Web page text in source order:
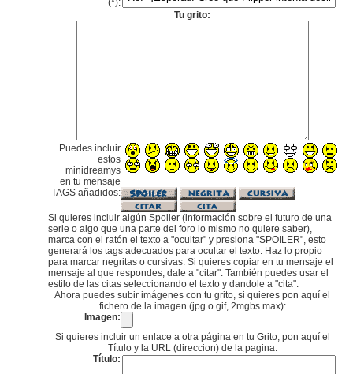
(*):
Tu grito:
Puedes incluir
estos
minidreamys
en tu mensaje
TAGS añadidos:
Si quieres incluir algún Spoiler (información sobre el futuro de una
serie o algo que una parte del foro lo mismo no quiere saber),
marca con el ratón el texto a "ocultar" y presiona "SPOILER", esto
generará los tags adecuados para ocultar el texto. Haz lo propio
para marcar negritas o cursivas. Si quieres copiar en tu mensaje el
mensaje al que respondes, dale a "citar". También puedes usar el
estilo de las citas seleccionando el texto y dandole a "cita".
Ahora puedes subir imágenes con tu grito, si quieres pon aquí el
fichero de la imagen (jpg o gif, 2mgbs max):
Imagen:
Si quieres incluir un enlace a otra página en tu Grito, pon aquí el
Título y la URL (direccion) de la pagina:
Título: